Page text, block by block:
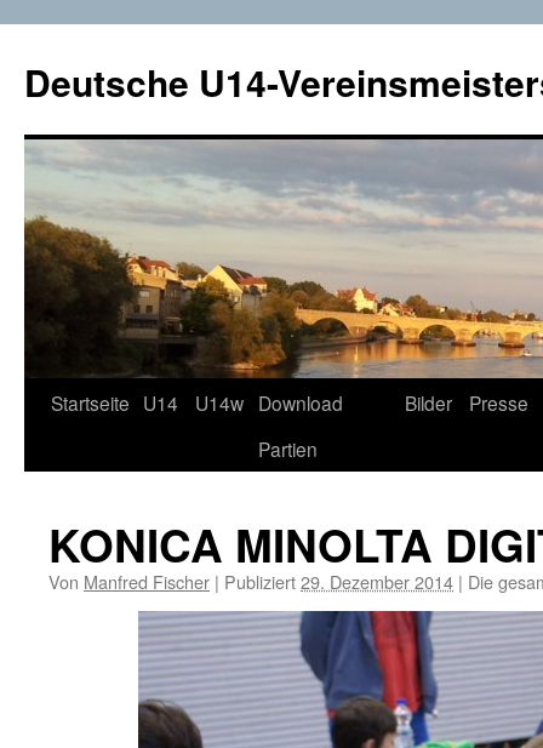
Deutsche U14-
Zum
Startseite U14 U14w Download
Partien
Bilder Presse
KONICA MINOLTA
Von Manfred Fischer | Publiziert29. Dezember 2014 | Die